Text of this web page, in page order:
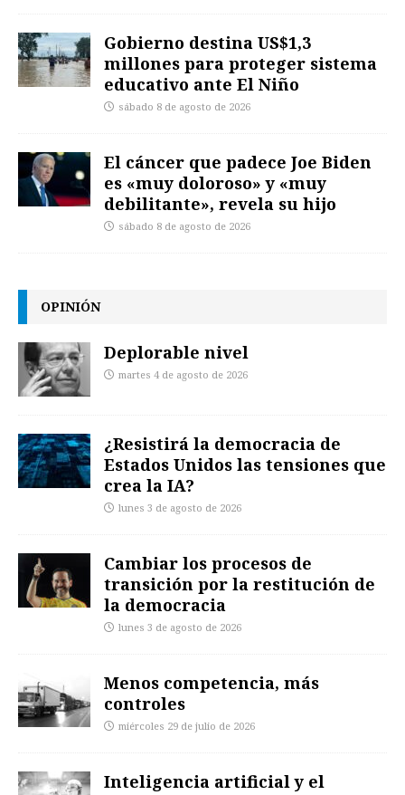
Gobierno destina US$1,3
millones para proteger sistema
educativo ante El Niño
sábado 8 de agosto de 2026
El cáncer que padece Joe Biden
es «muy doloroso» y «muy
debilitante», revela su hijo
sábado 8 de agosto de 2026
OPINIÓN
Deplorable nivel
martes 4 de agosto de 2026
¿Resistirá la democracia de
Estados Unidos las tensiones que
crea la IA?
lunes 3 de agosto de 2026
Cambiar los procesos de
transición por la restitución de
la democracia
lunes 3 de agosto de 2026
Menos competencia, más
controles
miércoles 29 de julio de 2026
Inteligencia artificial y el